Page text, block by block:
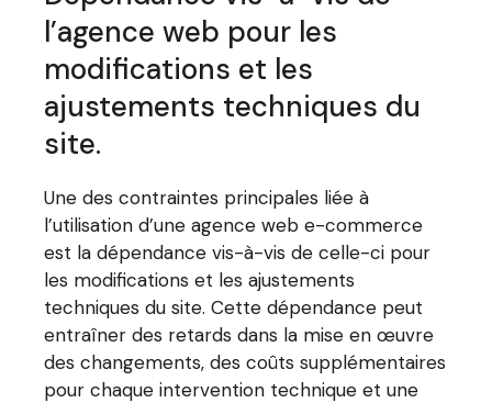
l’agence web pour les
modifications et les
ajustements techniques du
site.
Une des contraintes principales liée à
l’utilisation d’une agence web e-commerce
est la dépendance vis-à-vis de celle-ci pour
les modifications et les ajustements
techniques du site. Cette dépendance peut
entraîner des retards dans la mise en œuvre
des changements, des coûts supplémentaires
pour chaque intervention technique et une